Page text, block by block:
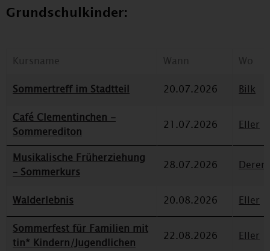
Grundschulkinder:
Kursname Wann
Wo
Sommertreff im Stadtteil
20.07.2026
Bilk
Café Clementinchen -
Sommerediton
21.07.2026 Eller
Musikalische Früherziehung
– Sommerkurs
28.07.2026
Walderlebnis 20.08.2026
Eller
Sommerfest für Familien mit
tin* Kindern/Jugendlichen
22.08.2026 Eller